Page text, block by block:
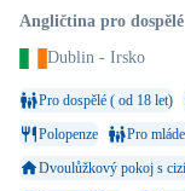
Angličtina pro dospělé
Dublin - Irsko
Pro dospělé ( od 18 let)
Polopenze
Pro
Dvoulůžkový pokoj s